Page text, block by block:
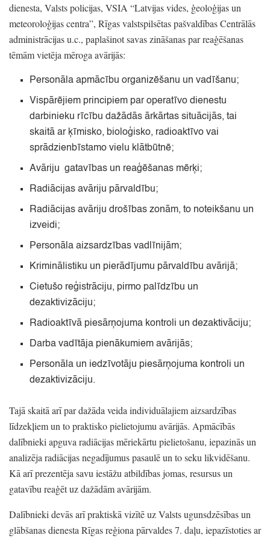
dienesta, Valsts policijas, VSIA “Latvijas vides, ģeoloģijas un
meteoroloģijas centra”, Rīgas valstspilsētas pašvaldības Centrālās
administrācijas u.c., paplašinot savas zināšanas par reaģēšanas
tēmām vietēja mēroga avārijās:
Personāla apmācību organizēšanu un vadīšanu;
Vispārējiem principiem par operatīvo dienestu
darbinieku rīcību dažādās ārkārtas situācijās, tai
skaitā ar ķīmisko, bioloģisko, radioaktīvo vai
sprādzienbīstamo vielu klātbūtnē;
Avāriju gatavības un reaģēšanas mērķi;
Radiācijas avāriju pārvaldību;
Radiācijas avāriju drošības zonām, to noteikšanu un
izveidi;
Personāla aizsardzības vadlīnijām;
Kriminālistiku un pierādījumu pārvaldību avārijā;
Cietušo reģistrāciju, pirmo palīdzību un
dezaktivizāciju;
Radioaktīvā piesārņojuma kontroli un dezaktivāciju;
Darba vadītāja pienākumiem avārijās;
Personāla un iedzīvotāju piesārņojuma kontroli un
dezaktivizāciju.
Tajā skaitā arī par dažāda veida individuālajiem aizsardzības
līdzekļiem un to praktisko pielietojumu avārijās. Apmācībās
dalībnieki apguva radiācijas mēriekārtu pielietošanu, iepazinās un
analizēja radiācijas negadījumus pasaulē un to seku likvidēšanu.
Kā arī prezentēja savu iestāžu atbildības jomas, resursus un
gatavību reaģēt uz dažādām avārijām.
Dalībnieki devās arī praktiskā vizītē uz Valsts ugunsdzēsības un
glābšanas dienesta Rīgas reģiona pārvaldes 7. daļu, iepazīstoties ar